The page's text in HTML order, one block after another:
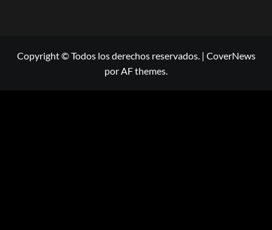
Copyright © Todos los derechos reservados. | CoverNews
por AF themes.